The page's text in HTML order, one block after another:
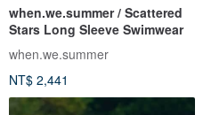
when.we.summer / Scattered
Stars Long Sleeve Swimwear
when.we.summer
NT$ 2,441